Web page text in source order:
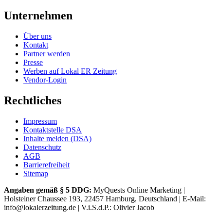
Unternehmen
Über uns
Kontakt
Partner werden
Presse
Werben auf Lokal ER Zeitung
Vendor-Login
Rechtliches
Impressum
Kontaktstelle DSA
Inhalte melden (DSA)
Datenschutz
AGB
Barrierefreiheit
Sitemap
Angaben gemäß § 5 DDG: MyQuests Online Marketing |
Holsteiner Chaussee 193, 22457 Hamburg, Deutschland | E-Mail:
info@lokalerzeitung.de | V.i.S.d.P.: Olivier Jacob